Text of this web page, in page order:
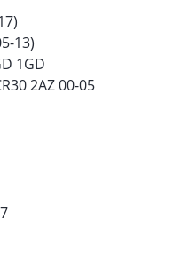
13)
1GD
2AZ 00-05